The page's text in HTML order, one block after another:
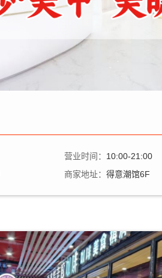
营业时间： 10:00-21:00
商家地址： 得意潮馆6F